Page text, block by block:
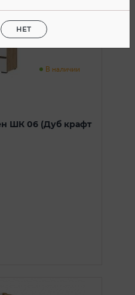
В наличии
ШК 06 (Дуб крафт
НЕТ